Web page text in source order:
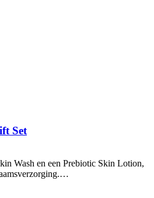
Set
Wash en een Prebiotic Skin Lotion,